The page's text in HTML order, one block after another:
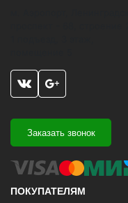
Заказать звонок
ПОКУПАТЕЛЯМ